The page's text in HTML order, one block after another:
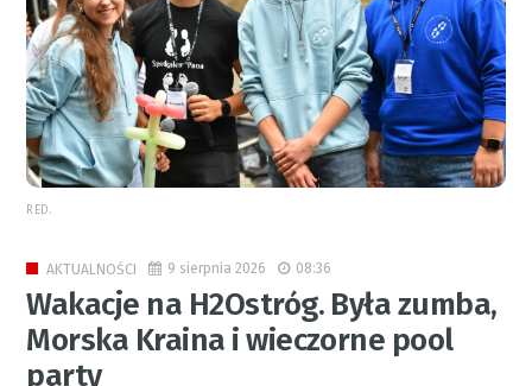
RED.
AKTUALNOŚCI 9 sierpnia 2026 08:36
Wakacje na H2Ostróg. Była zumba,
Morska Kraina i wieczorne pool
party